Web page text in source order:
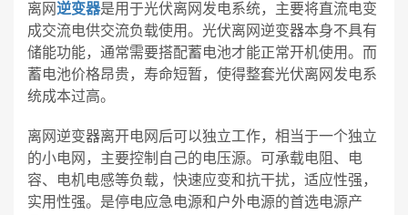
离网逆变器是用于光伏离网发电系统，主要将直流电变
成交流电供交流负载使用。光伏离网逆变器本身不具有
储能功能，通常需要搭配蓄电池才能正常开机使用。而
蓄电池价格昂贵，寿命短暂，使得整套光伏离网发电系
统成本过高。
离网逆变器离开电网后可以独立工作，相当于一个独立
的小电网，主要控制自己的电压源。可承载电阻、电
容、电机电感等负载，快速应变和抗干扰，适应性强，
实用性强。是停电应急电源和户外电源的首选电源产